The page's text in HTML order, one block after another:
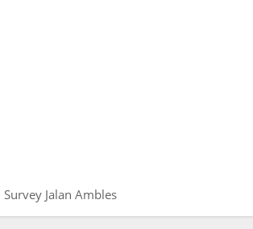
Jalan Ambles